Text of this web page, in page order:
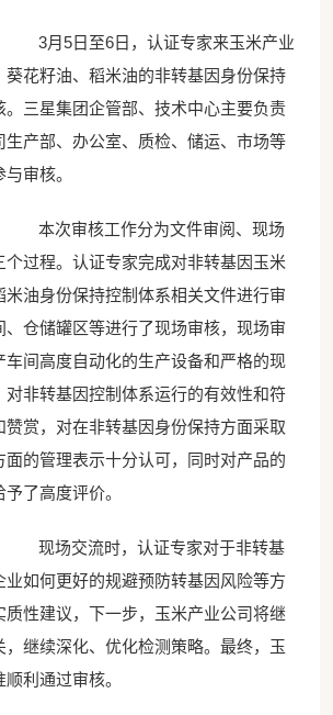
3月5日至6日，认证专家来玉米产业
葵花籽油、稻米油的非转基因身份保持
。三星集团企管部、技术中心主要负责
生产部、办公室、质检、储运、市场等
审核。
本次审核工作分为文件审阅、现场
个过程。认证专家完成对非转基因玉米
米油身份保持控制体系相关文件进行审
、仓储罐区等进行了现场审核，现场审
车间高度自动化的生产设备和严格的现
对非转基因控制体系运行的有效性和符
赞赏，对在非转基因身份保持方面采取
面的管理表示十分认可，同时对产品的
了高度评价。
现场交流时，认证专家对于非转基
业如何更好的规避预防转基因风险等方
质性建议，下一步，玉米产业公司将继
，继续深化、优化检测策略。最终，玉
利通过审核。